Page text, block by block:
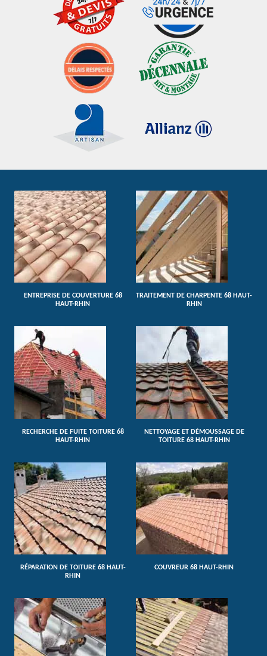
ENTREPRISE DE COUVERTURE 68
HAUT-RHIN
TRAITEMENT DE CHARPENTE 68 HAUT-
RHIN
RECHERCHE DE FUITE TOITURE 68
HAUT-RHIN
NETTOYAGE ET DÉMOUSSAGE DE
TOITURE 68 HAUT-RHIN
RÉPARATION DE TOITURE 68 HAUT-
RHIN
COUVREUR 68 HAUT-RHIN